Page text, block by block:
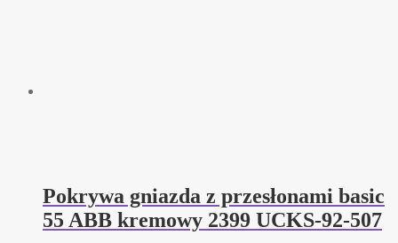
Pokrywa gniazda z przesłonami basic
55 ABB kremowy 2399 UCKS-92-507